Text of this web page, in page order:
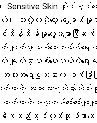
Sensitive Skin ပိုင်ရှ
ဘာလို့လဲဆိုတော့ ရွေးချယ်မှုမှ
င်ထိန်းသိမ်းမှုတွေအများကြီ
မျက်နှာသစ်ဆေးဘယ်လိုရွေး
ျက်နှာသစ်ဆေးဘယ်လိုရွေး
းဆုံး အသားအရေပြဿနာက
ထားတဲ့ အသားအရေထိန်း
အလှကုန်တော်တော်များမျာ
ဓိကထည့်သွင်းထုတ်လုပ်ထား